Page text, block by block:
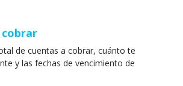
cobrar
de cuentas a cobrar, cuánto te
y las fechas de vencimiento de